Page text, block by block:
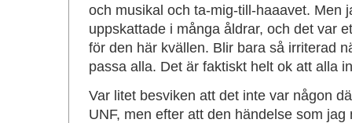
och musikal och ta-mig-till-haaavet. Men
uppskattade i många åldrar, och det var
för den här kvällen. Blir bara så irriterad
passa alla. Det är faktiskt helt ok att alla
Var litet besviken att det inte var någon
UNF, men efter att den händelse som